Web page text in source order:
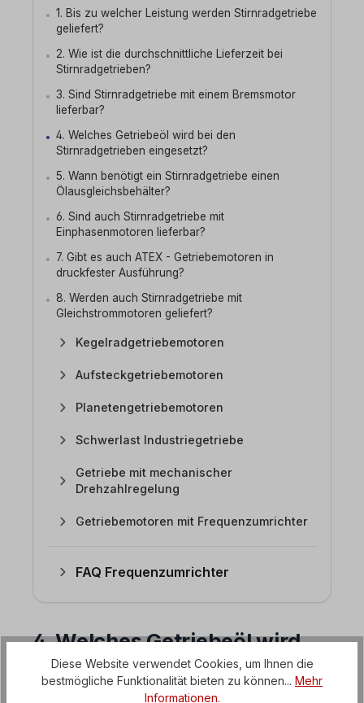
1. Bis zu welcher Leistung werden Stirnradgetriebe
geliefert?
2. Wie ist die durchschnittliche Lieferzeit bei
Stirnradgetrieben?
3. Sind Stirnradgetriebe mit einem Bremsmotor
lieferbar?
4. Welches Getriebeöl wird bei den
Stirnradgetrieben eingesetzt?
5. Wann benötigt ein Stirnradgetriebe einen
Ölausgleichsbehälter?
6. Sind auch Stirnradgetriebe mit
Einphasenmotoren lieferbar?
7. Gibt es auch ATEX - Getriebemotoren in
druckfester Ausführung?
8. Werden auch Stirnradgetriebe mit
Gleichstrommotoren geliefert?
Kegelradgetriebemotoren
Aufsteckgetriebemotoren
Planetengetriebemotoren
Schwerlast Industriegetriebe
Getriebe mit mechanischer
Drehzahlregelung
Getriebemotoren mit Frequenzumrichter
FAQ Frequenzumrichter
4. Welches Getriebeöl wird
bei den Stirnradgetrieben
eingesetzt?
Diese Website verwendet Cookies, um Ihnen die
bestmögliche Funktionalität bieten zu können... Mehr
Informationen.